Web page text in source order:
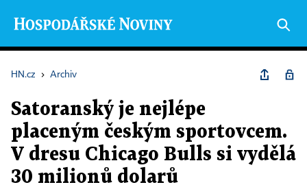
HN.cz › Archiv
Satoranský je nejlépe
placeným českým sportovcem.
V dresu Chicago Bulls si vydělá
30 milionů dolarů